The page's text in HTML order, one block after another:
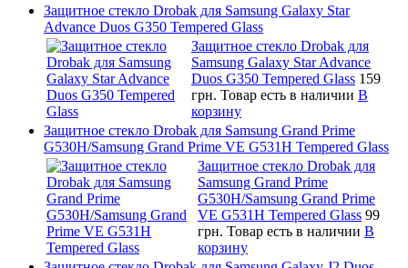
Защитное стекло Drobak для Samsung Galaxy Star
Advance Duos G350 Tempered Glass
Защитное стекло Drobak для
Samsung Galaxy Star Advance
Duos G350 Tempered Glass 159
грн. Товар есть в наличии В
корзину
Защитное стекло Drobak для Samsung Grand Prime
G530H/Samsung Grand Prime VE G531H Tempered Glass
Защитное стекло Drobak для
Samsung Grand Prime
G530H/Samsung Grand Prime
VE G531H Tempered Glass 99
грн. Товар есть в наличии В
корзину